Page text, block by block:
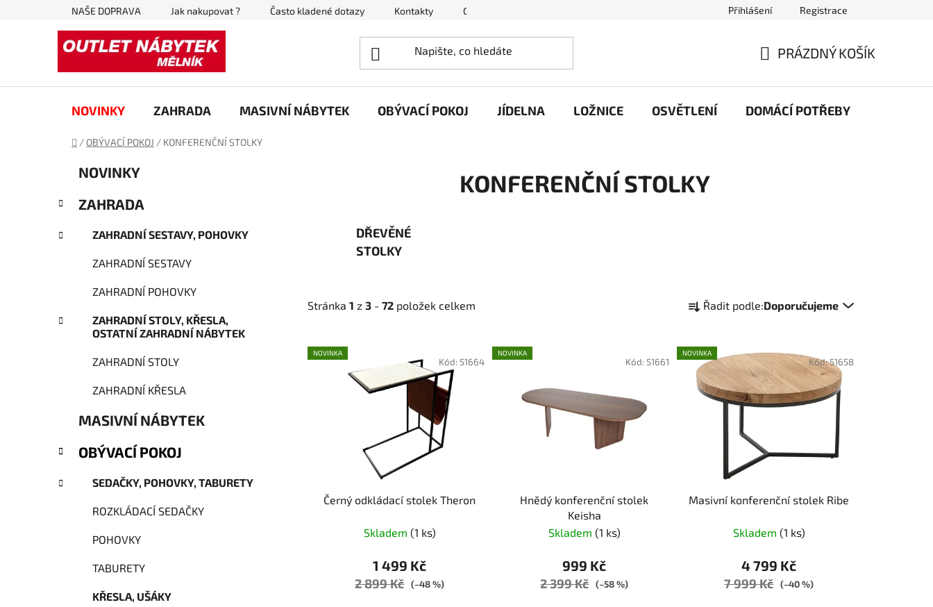
NAŠE DOPRAVA Jak nakupovat ? Často kladené dotazy Kontakty Obchodní podmínky Náš příběh Články
Přihlášení Registrace
KOŠÍK
PRÁZDNÝ KOŠÍK
NOVINKY ZAHRADA MASIVNÍ NÁBYTEK OBÝVACÍ POKOJ JÍDELNA LOŽNICE OSVĚTLENÍ DOMÁCÍ POTŘEBY
Domů
/ OBÝVACÍ POKOJ / KONFERENČNÍ STOLKY
s
r
p
kategorie
e
o
NOVINKY
ZAHRADA
ZAHRADNÍ SESTAVY, POHOVKY
ZAHRADNÍ SESTAVY
ZAHRADNÍ POHOVKY
ZAHRADNÍ STOLY, KŘESLA,
OSTATNÍ ZAHRADNÍ NÁBYTEK
ZAHRADNÍ STOLY
ZAHRADNÍ KŘESLA
MASIVNÍ NÁBYTEK
OBÝVACÍ POKOJ
SEDAČKY, POHOVKY, TABURETY
ROZKLÁDACÍ SEDAČKY
POHOVKY
TABURETY
KŘESLA, UŠÁKY
KONFERENČNÍ STOLKY
DŘEVĚNÉ
STOLKY
Stránka 1 z 3 - 72 položek celkem
a
e
n
k
Řadit podle:Doporučujeme
V
ý
NOVINKA
Černý odkládací stolek Theron
Skladem (1 ks)
1 499 Kč
2 899 Kč (–48 %)
Kód: 51664
NOVINKA
Hnědý konferenční stolek
Keisha
Skladem (1 ks)
999 Kč
2 399 Kč (–58 %)
Kód: 51661
NOVINKA
Masivní konferenční stolek Ribe
Skladem (1 ks)
4 799 Kč
7 999 Kč (–40 %)
Kód:51658